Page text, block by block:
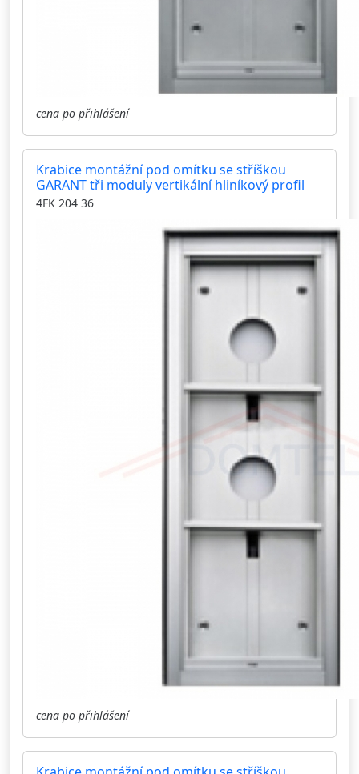
cena po přihlášení
Krabice montážní pod omítku se stříškou
GARANT tři moduly vertikální hliníkový profil
4FK 204 36
cena po přihlášení